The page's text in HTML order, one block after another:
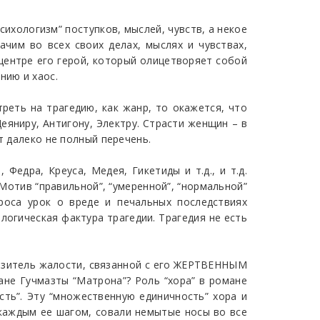
поступков, мыслей, чувств, а некое
во всех своих делах, мыслях и чувствах,
его герой, который олицетворяет собой
и хаос.
на трагедию, как жанр, то окажется, что
Антигону, Электру. Страсти женщин – в
далеко не полный перечень.
Федра, Креуса, Медея, Гикетиды и т.д., и т.д.
“правильной”, “умеренной”, “нормальной”
урок о вреде и печальных последствиях
фактура трагедии. Трагедия не есть
жалости, связанной с его ЖЕРТВЕННЫМ
Гучмазты “Матрона”? Роль “хора” в романе
Эту “множественную единичность” хора и
ее шагом, совали немытые носы во все